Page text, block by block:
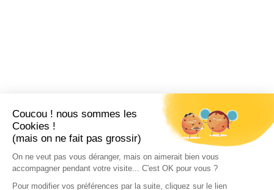
Coucou ! nous sommes les
Cookies !
(mais on ne fait pas grossir)
On ne veut pas vous déranger, mais on aimerait bien vous
accompagner pendant votre visite... C'est OK pour vous ?
Pour modifier vos préférences par la suite, cliquez sur le lien